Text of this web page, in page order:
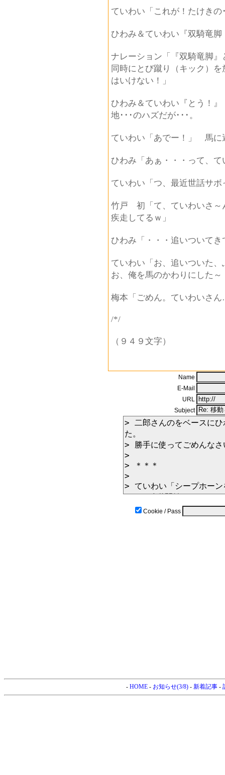
ていわい「これが！たけきの
ひわみ＆ていわい『双騎竜脚
ナレーション「『双騎竜脚
同時にとび蹴り（キック）
はいけない！」
ひわみ＆ていわい『とう！
地･･･のハズだが･･･。
ていわい「あでー！」 馬に
ひわみ「あぁ・・・って、
ていわい「つ、最近世話サ
竹戸 初「て、ていわいさ
疾走してるｗ」
ひわみ「・・・追いついて
ていわい「お、追いついた
お、俺を馬のかわりにした～
梅本「ごめん。ていわいさ
/*/
（９４９文字）
Name
E-Mail
URL
Subject
Cookie / Pass
- HOME- お知らせ(3/8)- 新着記事-